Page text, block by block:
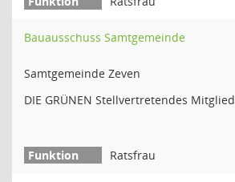
Bauausschuss Samtgemeinde
Samtgemeinde Zeven
DIE GRÜNEN Stellvertretendes Mitglied
Ratsfrau